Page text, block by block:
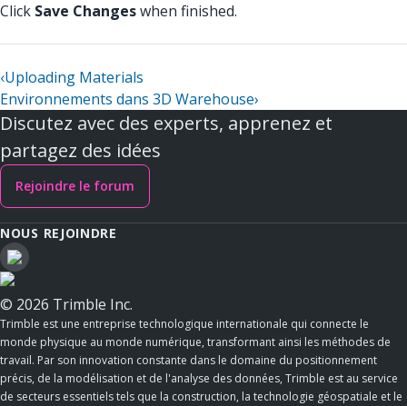
Click Save Changeswhen finished.
‹Uploading Materials
Environnements dans 3D Warehouse›
Discutez avec des experts, apprenez et
partagez des idées
Rejoindre le forum
NOUS REJOINDRE
© 2026 Trimble Inc.
Trimble est une entreprise technologique internationale qui connecte le
monde physique au monde numérique, transformant ainsi les méthodes de
travail. Par son innovation constante dans le domaine du positionnement
précis, de la modélisation et de l'analyse des données, Trimble est au service
de secteurs essentiels tels que la construction, la technologie géospatiale et le